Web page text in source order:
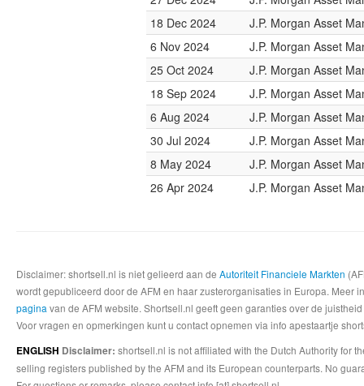
18 Dec 2024
J.P. Morgan Asset
6 Nov 2024
J.P. Morgan Asset
25 Oct 2024
J.P. Morgan Asset
18 Sep 2024
J.P. Morgan Asset
6 Aug 2024
J.P. Morgan Asset
30 Jul 2024
J.P. Morgan Asset
8 May 2024
J.P. Morgan Asset
26 Apr 2024
J.P. Morgan Asset
Disclaimer: shortsell.nl is niet gelieerd aan de Autoriteit Financiele Markten
wordt gepubliceerd door de AFM en haar zusterorganisaties in Europa.
pagina van de AFM website. Shortsell.nl geeft geen garanties over de
Voor vragen en opmerkingen kunt u contact opnemen via info apestaartje
ENGLISH Disclaimer: shortsell.nl is not affiliated with the Dutch Authority for
selling registers published by the AFM and its European counterparts. No